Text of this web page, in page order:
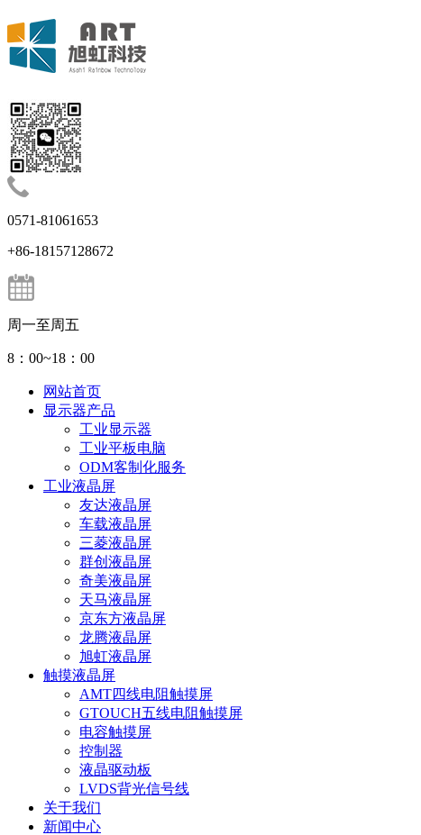
0571-81061653
+86-18157128672
周一至周五
8：00~18：00
网站首页
显示器产品
工业显示器
工业平板电脑
ODM客制化服务
工业液晶屏
友达液晶屏
车载液晶屏
三菱液晶屏
群创液晶屏
奇美液晶屏
天马液晶屏
京东方液晶屏
龙腾液晶屏
旭虹液晶屏
触摸液晶屏
AMT四线电阻触摸屏
GTOUCH五线电阻触摸屏
电容触摸屏
控制器
液晶驱动板
LVDS背光信号线
关于我们
新闻中心